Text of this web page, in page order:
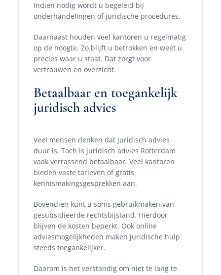
Indien nodig wordt u begeleid bij
onderhandelingen of juridische procedures.
Daarnaast houden veel kantoren u regelmatig
op de hoogte. Zo blijft u betrokken en weet u
precies waar u staat. Dat zorgt voor
vertrouwen en overzicht.
Betaalbaar en toegankelijk
juridisch advies
Veel mensen denken dat juridisch advies
duur is. Toch is juridisch advies Rotterdam
vaak verrassend betaalbaar. Veel kantoren
bieden vaste tarieven of gratis
kennismakingsgesprekken aan.
Bovendien kunt u soms gebruikmaken van
gesubsidieerde rechtsbijstand. Hierdoor
blijven de kosten beperkt. Ook online
adviesmogelijkheden maken juridische hulp
steeds toegankelijker.
Daarom is het verstandig om niet te lang te